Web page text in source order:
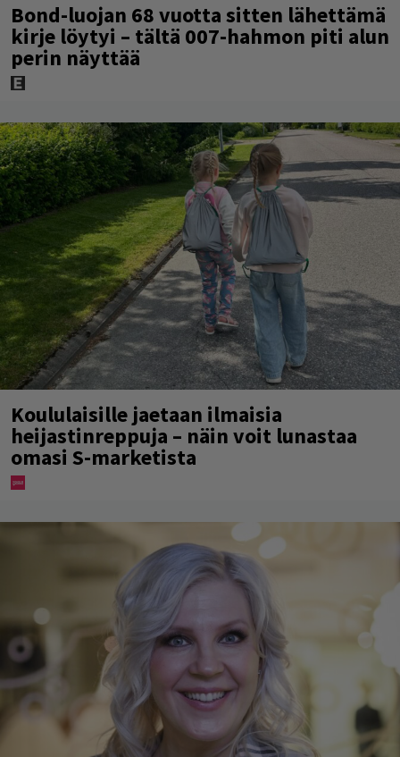
Bond-luojan 68 vuotta sitten lähettämä
kirje löytyi – tältä 007-hahmon piti alun
perin näyttää
Koululaisille jaetaan ilmaisia
heijastinreppuja – näin voit lunastaa
omasi S-marketista